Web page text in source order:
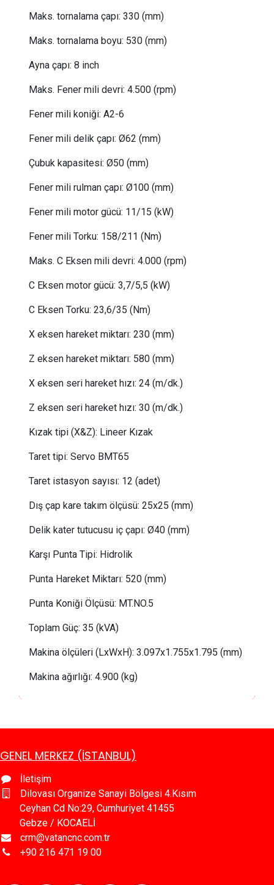
Maks. tornalama çapı: 330 (mm)
Maks. tornalama boyu: 530 (mm)
Ayna çapı: 8 inch
Maks. Fener mili devri: 4.500 (rpm)
Fener mili koniği: A2-6
Fener mili delik çapı: Ø62 (mm)
Çubuk kapasitesi: Ø50 (mm)
Fener mili rulman çapı: Ø100 (mm)
Fener mili motor gücü: 11/15 (kW)
Fener mili Torku: 158/211 (Nm)
Maks. C Eksen mili devri: 4.000 (rpm)
C Eksen motor gücü: 3,7/5,5 (kW)
C Eksen Torku: 23,6/35 (Nm)
X eksen hareket miktarı: 230 (mm)
Z eksen hareket miktarı: 580 (mm)
X eksen seri hareket hızı: 24 (m/dk.)
Z eksen seri hareket hızı: 30 (m/dk.)
Kızak tipi (X&Z): Lineer Kızak
Taret tipi: Servo BMT65
Taret istasyon sayısı: 12 (adet)
Dış çap kare takım ölçüsü: 25x25 (mm)
Delik kater tutucusu iç çapı: Ø40 (mm)
Karşı Punta Tipi: Hidrolik
Punta Hareket Miktarı: 520 (mm)
Punta Koniği Ölçüsü: MT.NO.5
Toplam Güç: 35 (kVA)
Makina ölçüleri (LxWxH): 3.097x1.755x1.795 (mm)
Makina ağırlığı: 4.900 (kg)
GENEL MERKEZ (İSTANBUL)
İletişim
Dilovası Organize Sanayi Bölgesi 4.Kısım
Ceyhan Cd No:29, Cumhuriyet 41455
Gebze / KOCAELİ
crm@vatancnc.com.tr
+90 216 471 19 00